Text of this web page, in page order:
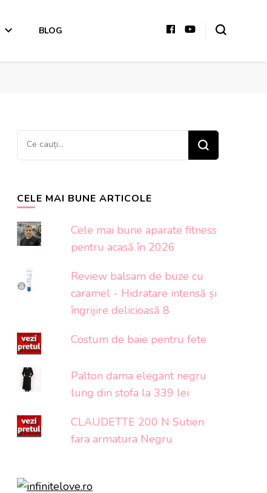
BLOG
Cauți
ceva?
CELE MAI BUNE ARTICOLE
Cele mai bune aparate fitness
pentru acasă în 2026
Review balsam de buze cu
caramel - Hidratare intensă și
îngrijire delicioasă 8
Costum de baie pentru fete
Palton dama elegant negru
lung din stofa la 339 lei
CLAUDETTE 200 N Sutien
fara armatura Negru